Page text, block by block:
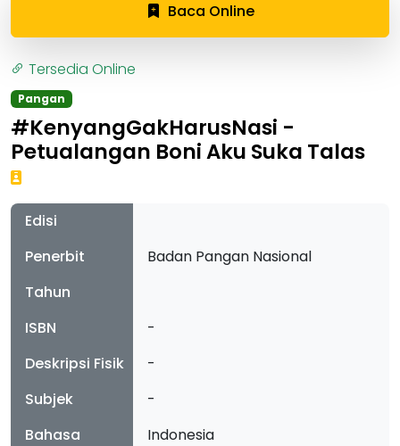
Baca Online
Tersedia Online
Pangan
#KenyangGakHarusNasi -
Petualangan Boni Aku Suka Talas
Edisi
Penerbit
Badan Pangan Nasional
Tahun
ISBN
-
Deskripsi Fisik
-
Subjek
-
Bahasa
Indonesia